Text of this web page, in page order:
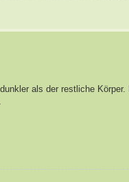
als der restliche Körper.